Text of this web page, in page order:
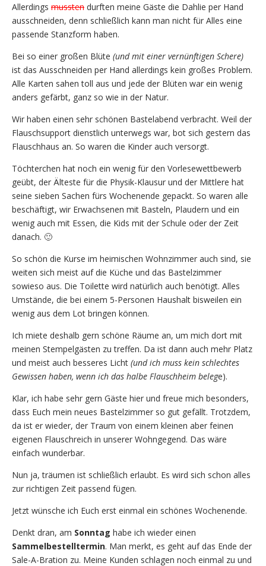
Allerdings mussten durften meine Gäste die Dahlie per Hand
ausschneiden, denn schließlich kann man nicht für Alles eine
passende Stanzform haben.
Bei so einer großen Blüte (und mit einer vernünftigen Schere)
ist das Ausschneiden per Hand allerdings kein großes Problem.
Alle Karten sahen toll aus und jede der Blüten war ein wenig
anders gefärbt, ganz so wie in der Natur.
Wir haben einen sehr schönen Bastelabend verbracht. Weil der
Flauschsupport dienstlich unterwegs war, bot sich gestern das
Flauschhaus an. So waren die Kinder auch versorgt.
Töchterchen hat noch ein wenig für den Vorlesewettbewerb
geübt, der Älteste für die Physik-Klausur und der Mittlere hat
seine sieben Sachen fürs Wochenende gepackt. So waren alle
beschäftigt, wir Erwachsenen mit Basteln, Plaudern und ein
wenig auch mit Essen, die Kids mit der Schule oder der Zeit
danach. 🙂
So schön die Kurse im heimischen Wohnzimmer auch sind, sie
weiten sich meist auf die Küche und das Bastelzimmer
sowieso aus. Die Toilette wird natürlich auch benötigt. Alles
Umstände, die bei einem 5-Personen Haushalt bisweilen ein
wenig aus dem Lot bringen können.
Ich miete deshalb gern schöne Räume an, um mich dort mit
meinen Stempelgästen zu treffen. Da ist dann auch mehr Platz
und meist auch besseres Licht (und ich muss kein schlechtes
Gewissen haben, wenn ich das halbe Flauschheim belege).
Klar, ich habe sehr gern Gäste hier und freue mich besonders,
dass Euch mein neues Bastelzimmer so gut gefällt. Trotzdem,
da ist er wieder, der Traum von einem kleinen aber feinen
eigenen Flauschreich in unserer Wohngegend. Das wäre
einfach wunderbar.
Nun ja, träumen ist schließlich erlaubt. Es wird sich schon alles
zur richtigen Zeit passend fügen.
Jetzt wünsche ich Euch erst einmal ein schönes Wochenende.
Denkt dran, am Sonntag habe ich wieder einen
Sammelbestelltermin. Man merkt, es geht auf das Ende der
Sale-A-Bration zu. Meine Kunden schlagen noch einmal zu und